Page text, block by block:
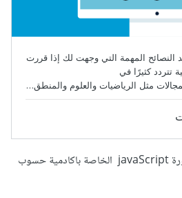
وايضا يمكنك التسجيل في دورة javaScript الخاصة باكادمية حسوب